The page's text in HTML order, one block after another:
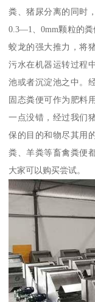
粪、猪尿分离的同时
0.3—1、0mm颗粒的
蛟龙的强大推力，将
污水在机器运转过程
池或者沉淀池之中。
固态粪便可作为肥料
一点没错，经过我们
保的目的和物尽其用
粪、羊粪等畜禽粪便
大家可以购买尝试。